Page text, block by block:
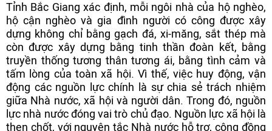
Tỉnh Bắc Giang xác định, mỗi ngôi nhà của hộ nghèo,
hộ cận nghèo và gia đình người có công được xây
dựng không chỉ bằng gạch đá, xi-măng, sắt thép mà
còn được xây dựng bằng tinh thần đoàn kết, bằng
truyền thống tương thân tương ái, bằng tình cảm và
tấm lòng của toàn xã hội. Vì thế, việc huy động, vận
động các nguồn lực chính là sự chia sẻ trách nhiệm
giữa Nhà nước, xã hội và người dân. Trong đó, nguồn
lực nhà nước đóng vai trò chủ đạo. Nguồn lực xã hội là
then chốt, với nguyên tắc Nhà nước hỗ trợ, cộng đồng